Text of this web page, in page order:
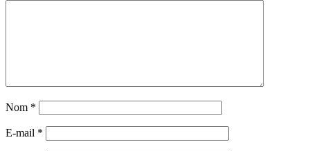
Nom *
E-mail *